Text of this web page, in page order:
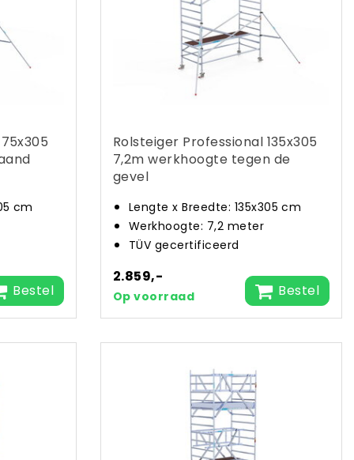
cm
Bestel
Rolsteiger Professional 135x305
7,2m werkhoogte tegen de
gevel
Lengte x Breedte: 135x305 cm
Werkhoogte: 7,2 meter
TÜV gecertificeerd
2.859,-
Op voorraad Bestel